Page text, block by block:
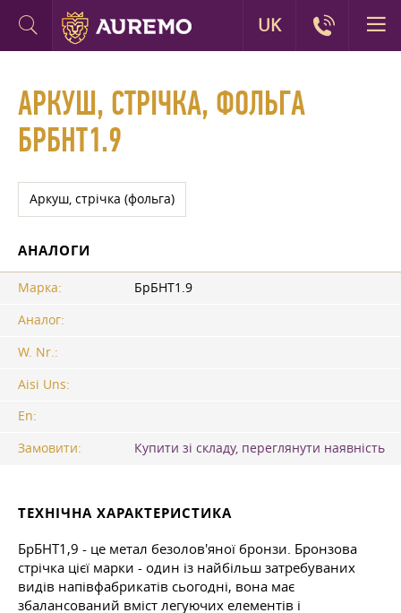
АРКУШ, СТРІЧКА, ФОЛЬГА
БРБНТ1.9
Аркуш, стрічка (фольга)
АНАЛОГИ
Марка:
БрБНТ1.9
Аналог:
W. Nr.:
Aisi Uns:
En:
Замовити:
Купити зі складу, переглянути наявність
ТЕХНІЧНА ХАРАКТЕРИСТИКА
БрБНТ1,9 - це метал безолов'яної бронзи. Бронзова
стрічка цієї марки - один із найбільш затребуваних
видів напівфабрикатів сьогодні, вона має
збалансований вміст легуючих елементів і
UK